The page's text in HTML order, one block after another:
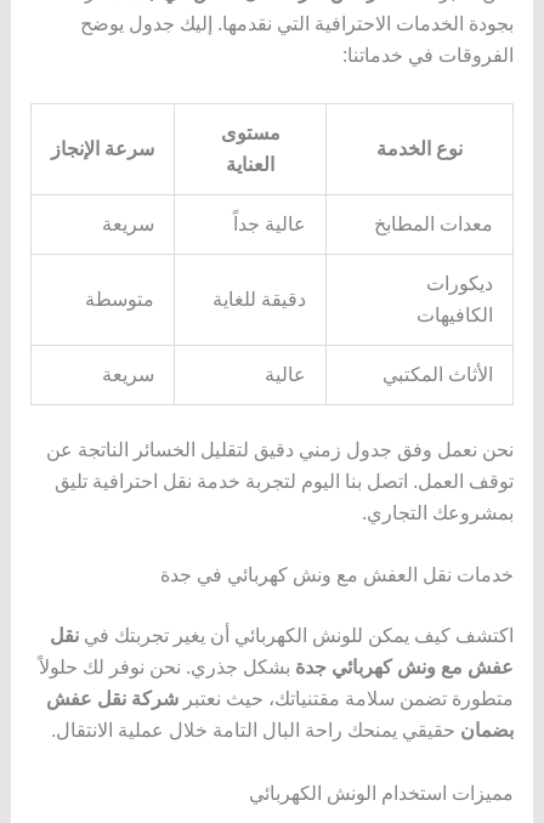
بجودة الخدمات الاحترافية التي نقدمها. إليك جدول يوضح
الفروقات في خدماتنا:
نوع الخدمة
مستوى
العناية
سرعة الإنجاز
معدات المطابخ عالية جداً سريعة
ديكورات
الكافيهات
دقيقة للغاية متوسطة
الأثاث المكتبي عالية سريعة
نحن نعمل وفق جدول زمني دقيق لتقليل الخسائر الناتجة عن
توقف العمل. اتصل بنا اليوم لتجربة خدمة نقل احترافية تليق
بمشروعك التجاري.
خدمات نقل العفش مع ونش كهربائي في جدة
اكتشف كيف يمكن للونش الكهربائي أن يغير تجربتك في نقل
عفش مع ونش كهربائي جدة بشكل جذري. نحن نوفر لك حلولاً
متطورة تضمن سلامة مقتنياتك، حيث نعتبر شركة نقل عفش
بضمان حقيقي يمنحك راحة البال التامة خلال عملية الانتقال.
مميزات استخدام الونش الكهربائي